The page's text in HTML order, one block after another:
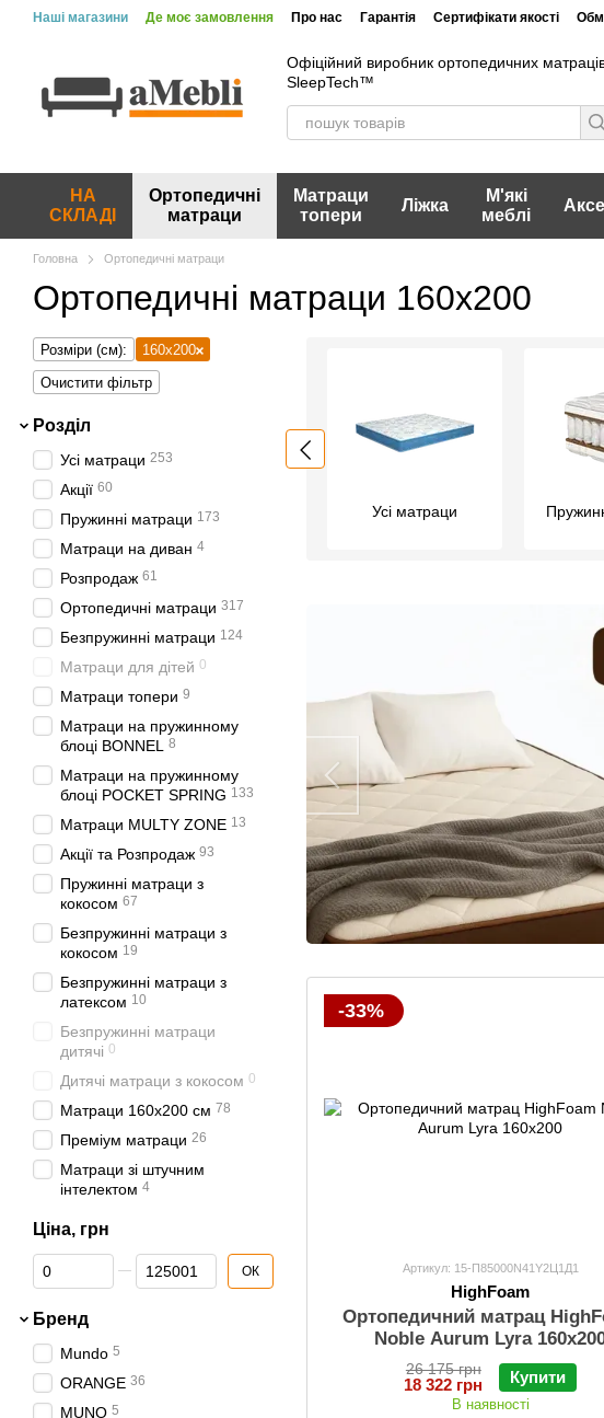
Перейти до основного контенту
Наші магазини Де моє замовлення Про нас Гарантія Сертифікати якості
Офіційний виробник ортопедичних
SleepTech™
НА
СКЛАДІ
Ортопедичні
матраци
Матраци
топери
Ліжка
М'які
меблі
Головна Ортопедичні матраци
Ортопедичні матраци 160х200
Усі матраци
-33%
Артикул: 15-П85000N41Y2Ц1Д1
HighFoam
Ортопедичний матрац
Noble Aurum Lyra
26 175 грн
18 322 грн Купити
В наявності
Розміри (см):
160x200
Очистити фільтр
Розділ
Усі матраци 253
Акції 60
Пружинні матраци 173
Матраци на диван 4
Розпродаж 61
Ортопедичні матраци 317
Безпружинні матраци 124
Матраци для дітей 0
Матраци топери 9
Матраци на пружинному
блоці BONNEL
8
Матраци на пружинному
блоці POCKET SPRING 133
Матраци MULTY ZONE 13
Акції та Розпродаж 93
Пружинні матраци з
кокосом 67
Безпружинні матраци з
кокосом 19
Безпружинні матраци з
латексом 10
Безпружинні матраци
дитячі 0
Дитячі матраци з кокосом 0
Матраци 160х200 см 78
Преміум матраци 26
Матраци зі штучним
інтелектом 4
Ціна, грн
Від Ціна, грн
До Ціна, грн ОК
Бренд
Mundo 5
ORANGE 36
MUNO 5